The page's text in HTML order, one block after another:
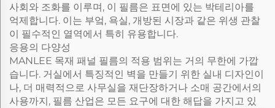
사회와 조화를 이루며, 이 필름은 표면에 있는 박테리아를
억제합니다. 이는 부엌, 욕실, 개방된 시장과 같은 위생 관찰
이 필수적인 열역에서 특히 유용합니다.
응용의 다양성
MANLEE 목재 패널 필름의 적용 범위는 거의 무한에 가깝
습니다. 거실에서 특징적인 벽을 만들기 위한 실내 디자인이
나, 더 매력적으로 사무실을 재단장하거나 소매 공간에서의
사용까지, 필름 산업은 모든 요구에 대한 해답을 가지고 있